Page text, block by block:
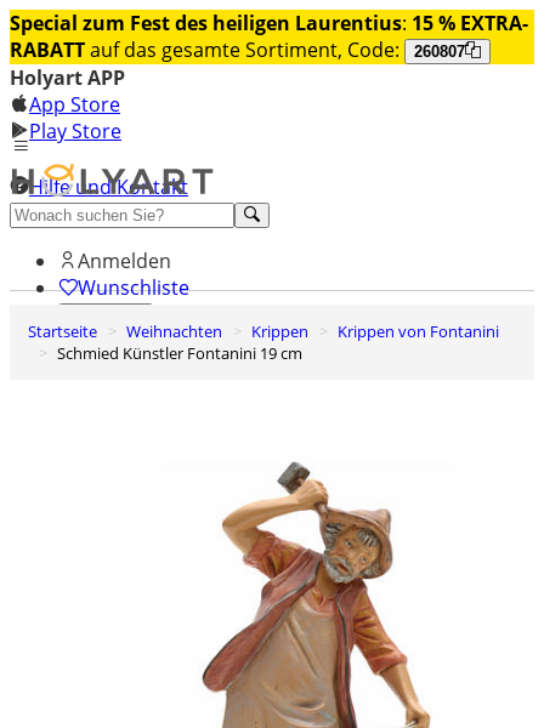
Special zum Fest des heiligen Laurentius: 15 % EXTRA-
RABATTauf das gesamte Sortiment, Code: 260807
Holyart APP
App Store
Play Store
Hilfe und Kontakt
Entdecken Sie Premium
Anmelden
Wunschliste
0
Warenkorb
Startseite Weihnachten Krippen
Krippen von Fontanini
Schmied Künstler Fontanini 19 cm